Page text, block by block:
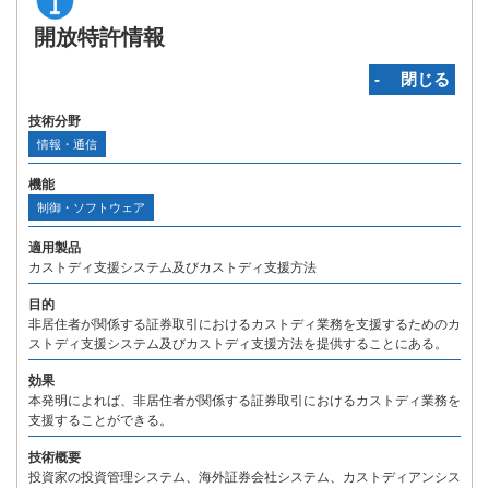
開放特許情報
‐ 閉じる
技術分野
情報・通信
機能
制御・ソフトウェア
適用製品
カストディ支援システム及びカストディ支援方法
目的
非居住者が関係する証券取引におけるカストディ業務を支援するためのカ
ストディ支援システム及びカストディ支援方法を提供することにある。
効果
本発明によれば、非居住者が関係する証券取引におけるカストディ業務を
支援することができる。
技術概要
投資家の投資管理システム、海外証券会社システム、カストディアンシス